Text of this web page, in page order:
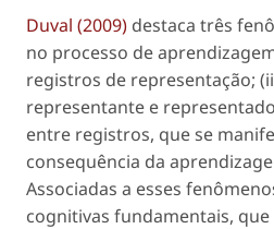
Duval (2009) destaca três
no processo de
registros de representação;
representante e
entre registros, que se
consequência da
Associadas a esses
cognitivas fundamentais, que